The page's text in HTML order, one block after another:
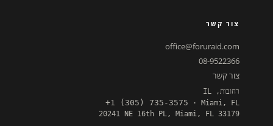
צור קשר
office@foruraid.com
08-9522366
צור קשר
רחובות, IL
+1 (305) 735-3575 · Miami, FL
20241 NE 16th PL, Miami, FL 33179